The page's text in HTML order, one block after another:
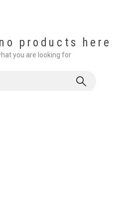
products here
you are looking for